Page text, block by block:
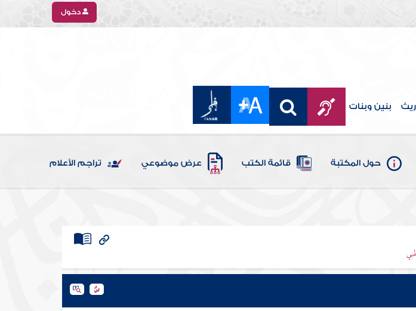
دخول
بنين وبنات
حول المكتبة قائمة الكتب عرض موضوعي تراجم الأعلام